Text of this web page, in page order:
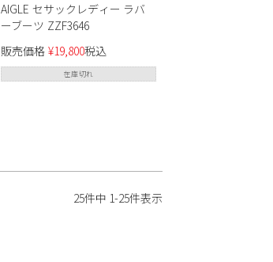
AIGLE セサックレディー ラバ
ーブーツ ZZF3646
販売価格 ¥19,800税込
在庫切れ
25件中 1-25件表示